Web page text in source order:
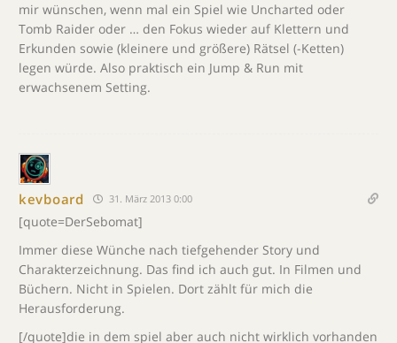
mir wünschen, wenn mal ein Spiel wie Uncharted oder
Tomb Raider oder … den Fokus wieder auf Klettern und
Erkunden sowie (kleinere und größere) Rätsel (-Ketten)
legen würde. Also praktisch ein Jump & Run mit
erwachsenem Setting.
kevboard 31. März 2013 0:00
[quote=DerSebomat]
Immer diese Wünche nach tiefgehender Story und
Charakterzeichnung. Das find ich auch gut. In Filmen und
Büchern. Nicht in Spielen. Dort zählt für mich die
Herausforderung.
[/quote]die in dem spiel aber auch nicht wirklich vorhanden